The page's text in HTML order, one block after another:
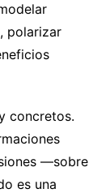
polarizar
concretos.
—sobre
es una